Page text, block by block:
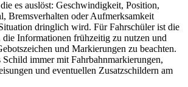
es auslöst: Geschwindigkeit, Position,
Bremsverhalten oder Aufmerksamkeit
dringlich wird. Für Fahrschüler ist die
die Informationen frühzeitig zu nutzen und
und Markierungen zu beachten.
immer mit Fahrbahnmarkierungen,
und eventuellen Zusatzschildern am